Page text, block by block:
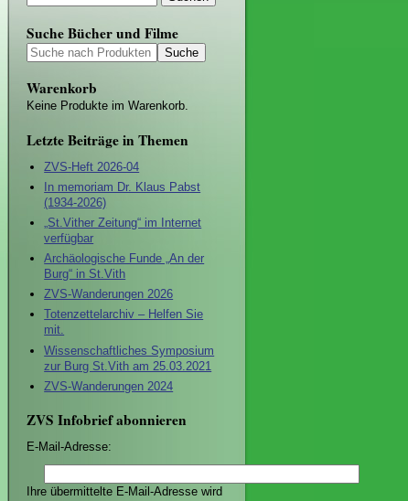
Suche Bücher und Filme
Warenkorb
Keine Produkte im Warenkorb.
Letzte Beiträge in Themen
ZVS-Heft 2026-04
In memoriam Dr. Klaus Pabst
(1934-2026)
„St.Vither Zeitung“ im Internet
verfügbar
Archäologische Funde „An der
Burg“ in St.Vith
ZVS-Wanderungen 2026
Totenzettelarchiv – Helfen Sie
mit.
Wissenschaftliches Symposium
zur Burg St.Vith am 25.03.2021
ZVS-Wanderungen 2024
ZVS Infobrief abonnieren
E-Mail-Adresse:
Ihre übermittelte E-Mail-Adresse wird